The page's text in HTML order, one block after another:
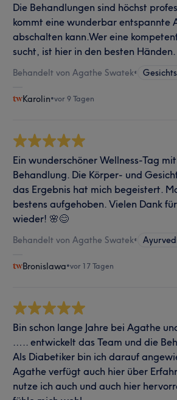
Die Behandlungen sind höchst
kommt eine wunderbar entspannte
abschalten kann. ​Wer eine
sucht, ist hier in den besten
Behandelt von Agathe Swatek•
Karolin•vor 9 Tagen
Ein wunderschöner Wellness-Tag
Behandlung. Die Körper- und
das Ergebnis hat mich begeistert.
bestens aufgehoben. Vielen Dank
wieder! 🌸😊
Behandelt von Agathe Swatek•
Bronislawa•vor 17 Tagen
Bin schon lange Jahre bei Agathe
….. entwickelt das Team und die
Als Diabetiker bin ich darauf
Agathe verfügt auch hier über
nutze ich auch und auch hier